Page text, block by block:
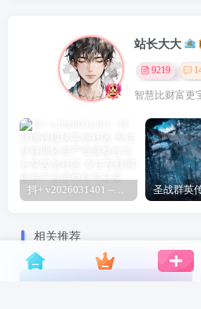
站长大大
9219
智慧比财富更
抖+ v2026031401 –抖音增强模块
相关推荐